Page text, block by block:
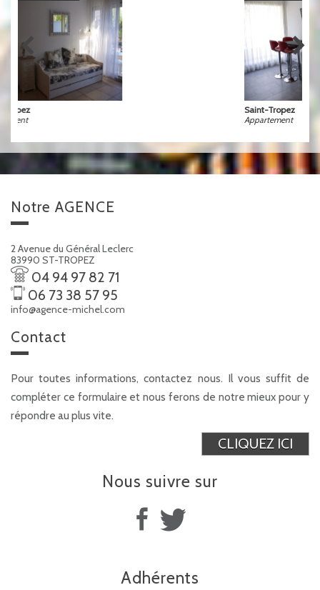
notre AGENCE
2 Avenue du Général Leclerc
83990 ST-TROPEZ
04 94 97 82 71
06 73 38 57 95
info@agence-michel.com
contact
Pour toutes informations, contactez nous. Il vous suffit de
compléter ce formulaire et nous ferons de notre mieux pour y
répondre au plus vite.
CLIQUEZ ICI
Nous suivre sur
Adhérents